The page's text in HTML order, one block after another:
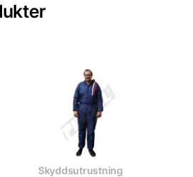
Skyddsutrustning